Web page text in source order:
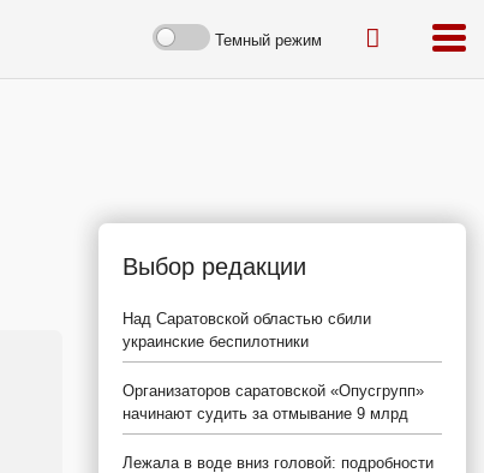
Темный режим
Выбор редакции
Над Саратовской областью сбили
украинские беспилотники
Организаторов саратовской «Опусгрупп»
начинают судить за отмывание 9 млрд
Лежала в воде вниз головой: подробности